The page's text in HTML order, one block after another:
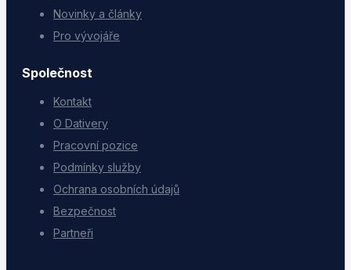
Novinky a články
Pro vývojáře
Společnost
Kontakt
O Dativery
Pracovní pozice
Podmínky služby
Ochrana osobních údajů
Bezpečnost
Partneři